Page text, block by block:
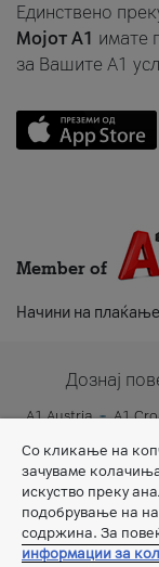
Единствено
Мојот A1 имате
за Вашите A1
Member of
Начини на плаќање
Дознај
A1 Austria A1
Со кликање на
зачуваме
искуство преку
подобрување на
содржина. За
информации за